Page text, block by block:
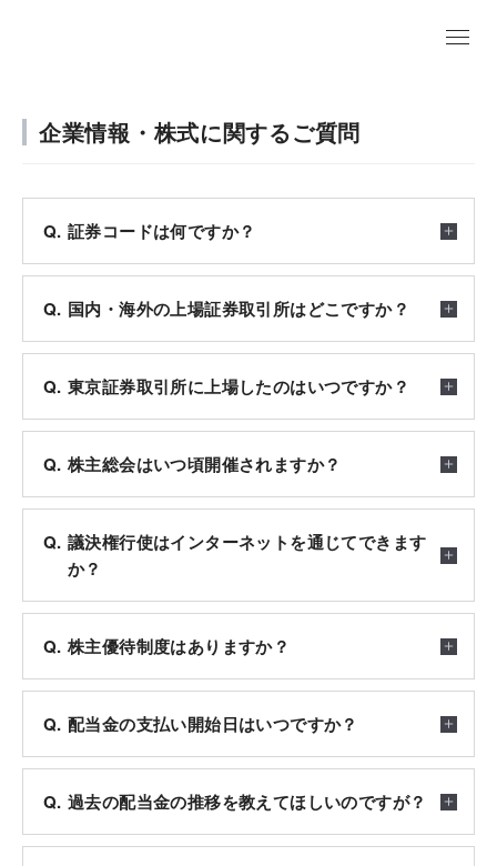
企業情報・株式に関するご質問
証券コードは何ですか？
国内・海外の上場証券取引所はどこですか？
東京証券取引所に上場したのはいつですか？
株主総会はいつ頃開催されますか？
議決権行使はインターネットを通じてできます
か？
株主優待制度はありますか？
配当金の支払い開始日はいつですか？
過去の配当金の推移を教えてほしいのですが？